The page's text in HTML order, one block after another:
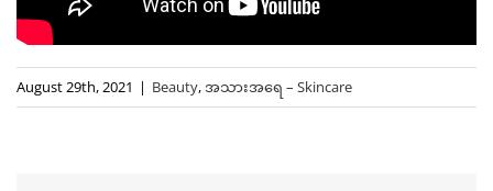
August 29th, 2021 | Beauty,အသားအရေ – Skincare